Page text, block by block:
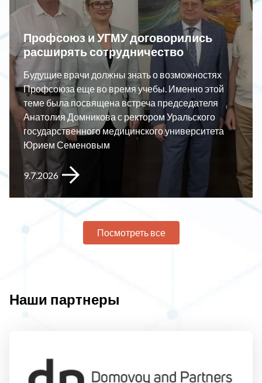
Профсоюз и УГМУ договорились
расширять сотрудничество
Будущие врачи должны знать о возможностях
Профсоюза еще во время учебы. Именно этой
теме была посвящена встреча председателя
Анатолия Домникова с ректором Уральского
государственного медицинского университета
Юрием Семеновым
9.7.2026
Посмотреть все
Наши партнеры